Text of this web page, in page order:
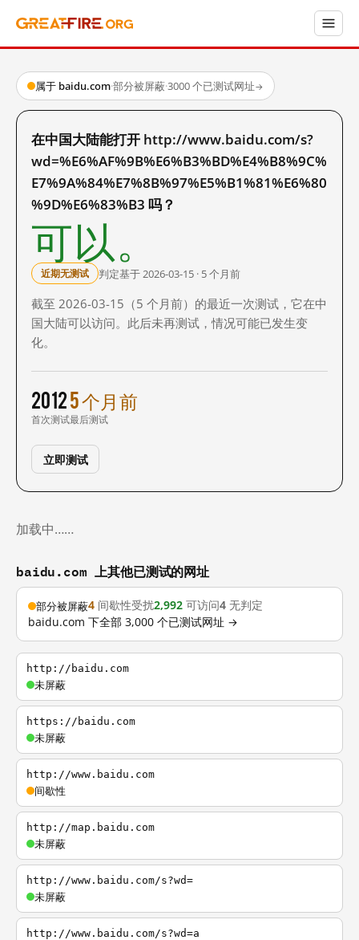
属于 baidu.com·部分被屏蔽·3000 个已测试网址→
在中国大陆能打开 http://www.baidu.com/s?
wd=%E6%AF%9B%E6%B3%BD%E4%B8%9C%
E7%9A%84%E7%8B%97%E5%B1%81%E6%80
%9D%E6%83%B3 吗？
可以。
近期无测试 判定基于 2026-03-15 · 5 个月前
截至 2026-03-15（5 个月前）的最近一次测试，它在中
国大陆可以访问。此后未再测试，情况可能已发生变
化。
2012
首次测试
5 个月前
最后测试
立即测试
加载中……
baidu.com 上其他已测试的网址
部分被屏蔽4 间歇性受扰2,992 可访问4 无判定
baidu.com 下全部 3,000 个已测试网址 →
http://baidu.com
未屏蔽
https://baidu.com
未屏蔽
http://www.baidu.com
间歇性
http://map.baidu.com
未屏蔽
http://www.baidu.com/s?wd=
未屏蔽
http://www.baidu.com/s?wd=a